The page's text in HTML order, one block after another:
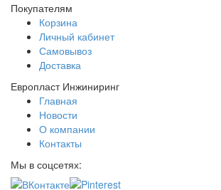
Покупателям
Корзина
Личный кабинет
Самовывоз
Доставка
Европласт Инжиниринг
Главная
Новости
О компании
Контакты
Мы в соцсетях: